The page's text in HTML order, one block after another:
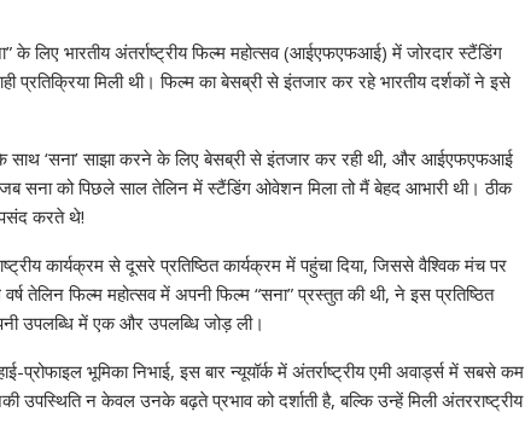
के लिए भारतीय अंतर्राष्ट्रीय फिल्म महोत्सव (आईएफएफआई) में जोरदार स्टैंडिंग
मिली थी। फिल्म का बेसब्री से इंतजार कर रहे भारतीय दर्शकों ने इसे
के साथ ‘सना’ साझा करने के लिए बेसब्री से इंतजार कर रही थी, और आईएफएफआई
सना को पिछले साल तेलिन में स्टैंडिंग ओवेशन मिला तो मैं बेहद आभारी थी। ठीक
करते थे!
कार्यक्रम से दूसरे प्रतिष्ठित कार्यक्रम में पहुंचा दिया, जिससे वैश्विक मंच पर
तेलिन फिल्म महोत्सव में अपनी फिल्म “सना” प्रस्तुत की थी, ने इस प्रतिष्ठित
उपलब्धि में एक और उपलब्धि जोड़ ली।
भूमिका निभाई, इस बार न्यूयॉर्क में अंतर्राष्ट्रीय एमी अवार्ड्स में सबसे कम
न केवल उनके बढ़ते प्रभाव को दर्शाती है, बल्कि उन्हें मिली अंतरराष्ट्रीय